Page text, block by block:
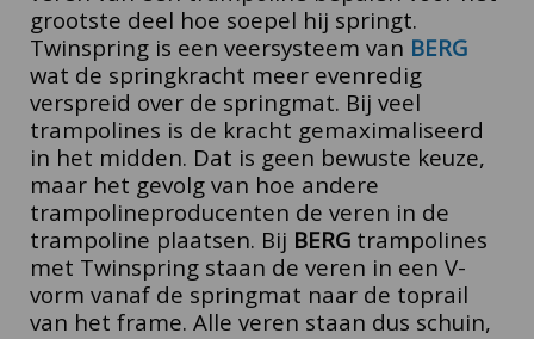
grootste deel hoe soepel hij springt.
Twinspring is een veersysteem van BERG
wat de springkracht meer evenredig
verspreid over de springmat. Bij veel
trampolines is de kracht gemaximaliseerd
in het midden. Dat is geen bewuste keuze,
maar het gevolg van hoe andere
trampolineproducenten de veren in de
trampoline plaatsen. Bij BERG trampolines
met Twinspring staan de veren in een V-
vorm vanaf de springmat naar de toprail
van het frame. Alle veren staan dus schuin,